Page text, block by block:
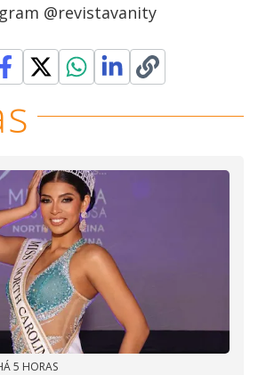
@revistavanity
5 HORAS